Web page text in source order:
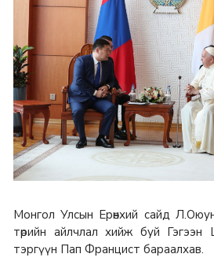
Монгол Улсын Ерөнхий сайд
төрийн айлчлал хийж буй
тэргүүн Пап Францист бараалхав.